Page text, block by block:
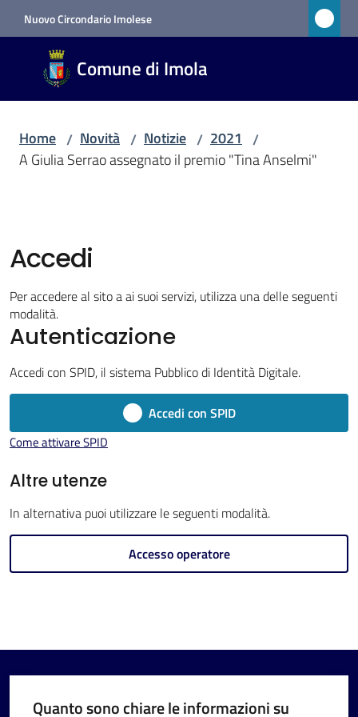
Vai al contenuto
Vai alla navigazione
Vai al footer
Nuovo Circondario Imolese
Comune di Imola
Comune
di Imola
RETE
Menu selezionato
Servizi
Vivere
Imola
V
s
i
I
Home / Novità / Notizie / 2021 /
A Giulia Serrao assegnato il premio "Tina Anselmi"
Accedi
Per accedere al sito a ai suoi servizi, utilizza una delle seguenti
modalità.
Autenticazione
Accedi con SPID, il sistema Pubblico di Identità Digitale.
Accedi con SPID
Come attivare SPID
Altre utenze
In alternativa puoi utilizzare le seguenti modalità.
Accesso operatore
Quanto sono chiare le informazioni su